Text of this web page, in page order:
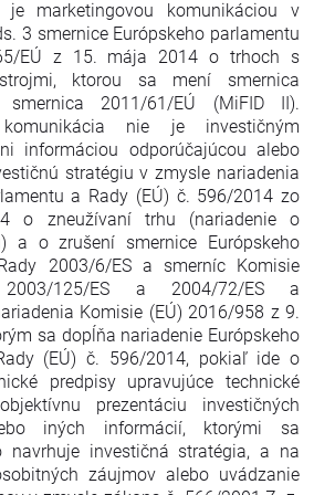
je marketingovou komunikáciou v
3 smernice Európskeho parlamentu
EÚ z 15. mája 2014 o trhoch s
ktorou sa mení smernica
2011/61/EÚ (MiFID II).
komunikácia nie je investičným
informáciou odporúčajúcou alebo
stratégiu v zmysle nariadenia
a Rady (EÚ) č. 596/2014 zo
o zneužívaní trhu (nariadenie o
a o zrušení smernice Európskeho
2003/6/ES a smerníc Komisie
2003/125/ES a 2004/72/ES a
Komisie (EÚ) 2016/958 z 9.
sa dopĺňa nariadenie Európskeho
(EÚ) č. 596/2014, pokiaľ ide o
predpisy upravujúce technické
prezentáciu investičných
iných informácií, ktorými sa
navrhuje investičná stratégia, a na
záujmov alebo uvádzanie